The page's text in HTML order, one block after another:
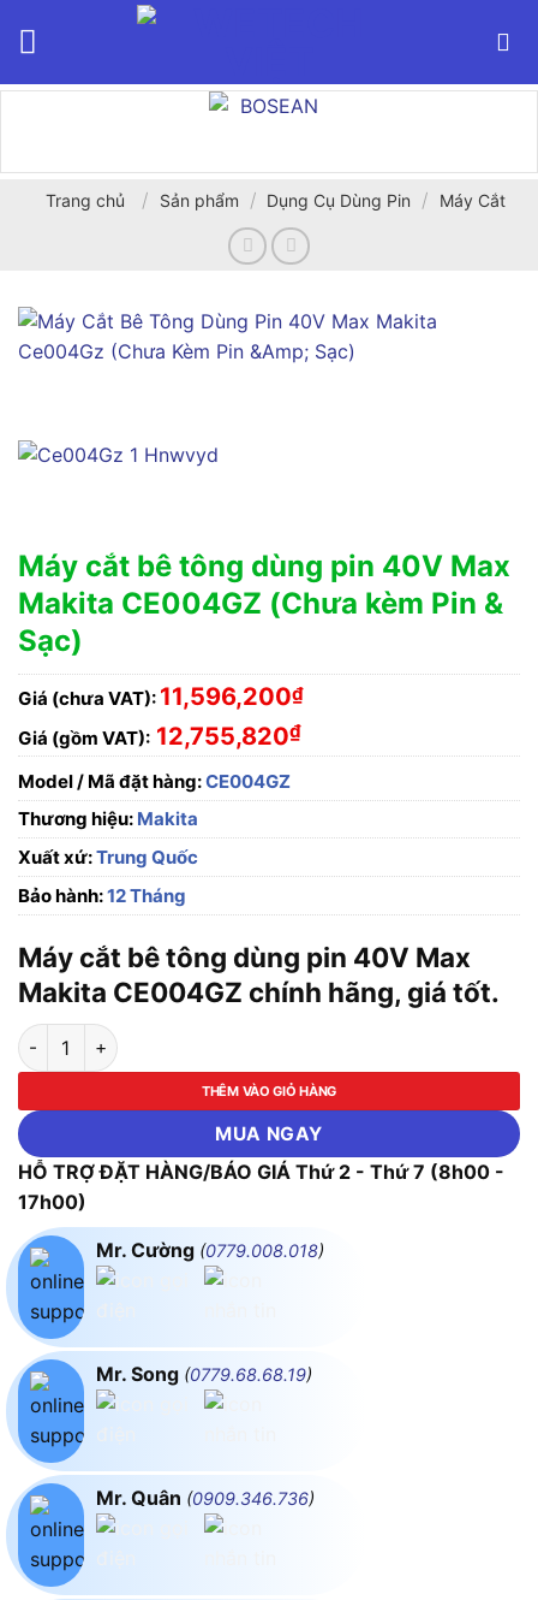
Trang chủ / Sản phẩm / Dụng Cụ Dùng Pin / Máy Cắt
Máy cắt bê tông dùng pin 40V Max
Makita CE004GZ (Chưa kèm Pin &
Sạc)
Giá (chưa VAT): 11,596,200₫
Giá (gồm VAT): 12,755,820₫
Model / Mã đặt hàng:CE004GZ
Thương hiệu: Makita
Xuất xứ:Trung Quốc
Bảo hành:12 Tháng
Máy cắt bê tông dùng pin 40V Max
Makita CE004GZ chính hãng, giá tốt.
Máy cắt bê tông dùng pin 40V Max Makita CE004GZ (Chưa
THÊM VÀO GIỎ HÀNG
MUA NGAY
HỖ TRỢ ĐẶT HÀNG/BÁO GIÁ Thứ 2 - Thứ 7 (8h00 -
17h00)
Mr. Cường (0779.008.018)
Mr. Song (0779.68.68.19)
Mr. Quân (0909.346.736)